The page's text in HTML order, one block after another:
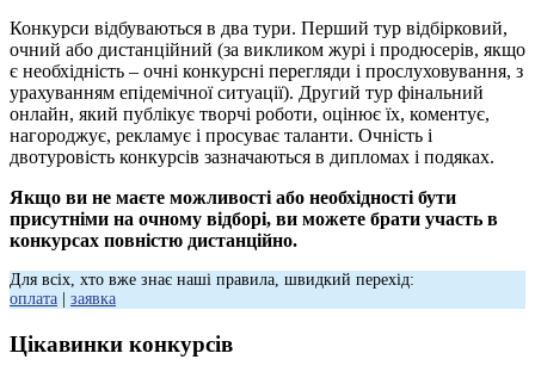
Конкурси відбуваються в два тури. Перший тур відбірковий,
очний або дистанційний (за викликом журі і продюсерів, якщо
є необхідність – очні конкурсні перегляди і прослуховування, з
урахуванням епідемічної ситуації). Другий тур фінальний
онлайн, який публікує творчі роботи, оцінює їх, коментує,
нагороджує, рекламує і просуває таланти. Очність і
двотуровість конкурсів зазначаються в дипломах і подяках.
Якщо ви не маєте можливості або необхідності бути
присутніми на очному відборі, ви можете брати участь в
конкурсах повністю дистанційно.
Для всіх, хто вже знає наші правила, швидкий перехід:
оплата
заявка
Цікавинки конкурсів